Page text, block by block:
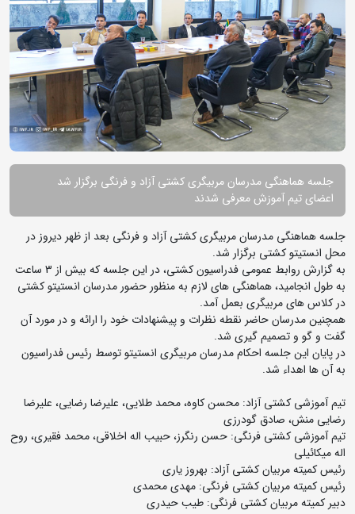
جلسه هماهنگی مدرسان مربیگری کشتی آزاد و فرنگی برگزار شد
اعضای تیم آموزش معرفی شدند
جلسه هماهنگی مدرسان مربیگری کشتی آزاد و فرنگی بعد از ظهر دیروز در
محل انستیتو کشتی برگزار شد.
به گزارش روابط عمومی فدراسیون کشتی، در این جلسه که بیش از 3 ساعت
به طول انجامید، هماهنگی های لازم به منظور حضور مدرسان انستیتو کشتی
در کلاس های مربیگری بعمل آمد.
همچنین مدرسان حاضر نقطه نظرات و پیشنهادات خود را ارائه و در مورد آن
گفت و گو و تصمیم گیری شد.
در پایان این جلسه احکام مدرسان مربیگری انستیتو توسط رئیس فدراسیون
به آن ها اهداء شد.
تیم آموزشی کشتی آزاد: محسن کاوه، محمد طلایی، علیرضا رضایی، علیرضا
رضایی منش، صادق گودرزی
تیم آموزشی کشتی فرنگی: حسن رنگرز، حبیب اله اخلاقی، محمد فقیری، روح
اله میکائیلی
رئیس کمیته مربیان کشتی آزاد: بهروز یاری
رئیس کمیته مربیان کشتی فرنگی: مهدی محمدی
دبیر کمیته مربیان کشتی فرنگی: طیب حیدری